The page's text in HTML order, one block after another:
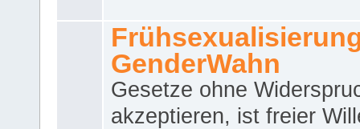
GenderWahn
Gesetze ohne
akzeptieren, ist freier